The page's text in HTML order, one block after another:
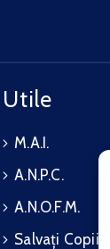
Utile
M.A.I.
A.N.P.C.
A.N.O.F.M.
Salvați Copiii